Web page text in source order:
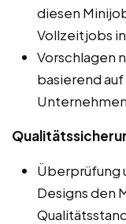
diesen
Vollzeitjobs
Vorschlagen
basierend
Überprüfung
Designs den